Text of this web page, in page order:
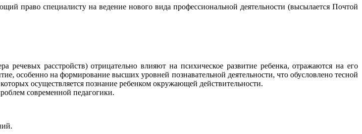
право специалисту на ведение нового вида профессиональной деятельности (высылается Почтой
расстройств) отрицательно влияют на психическое развитие ребенка, отражаются на его
особенно на формирование высших уровней познавательной деятельности, что обусловлено тесной
осуществляется познание ребенком окружающей действительности.
современной педагогики.